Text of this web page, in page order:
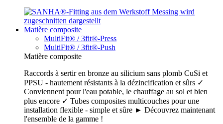
Matière composite
MultiFit® / 3fit®-Press
MultiFit® / 3fit®-Push
Matière composite
Raccords à sertir en bronze au silicium sans plomb CuSi et
PPSU - hautement résistants à la dézincification et sûrs ✓
Conviennent pour l'eau potable, le chauffage au sol et bien
plus encore ✓ Tubes composites multicouches pour une
installation flexible - simple et sûre ► Découvrez maintenant
l'ensemble de la gamme !